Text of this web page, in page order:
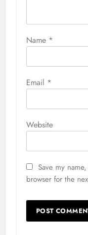
Name *
Email *
Website
Save my
browser for the